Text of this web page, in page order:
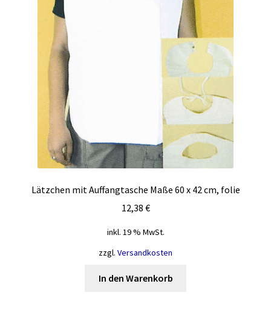
Lätzchen mit Auffangtasche Maße 60 x 42 cm, folie
12,38 €
inkl. 19 % MwSt.
zzgl. Versandkosten
In den Warenkorb